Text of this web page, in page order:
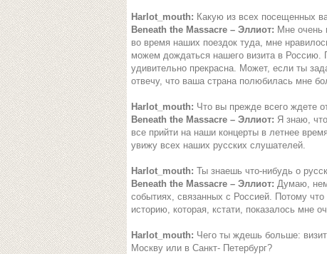
Harlot_mouth: Какую из всех посещенных
Beneath the Massacre – Эллиот: Мне очень
во время наших поездок туда, мне
можем дождаться нашего визита в Россию.
удивительно прекрасна. Может, если ты
отвечу, что ваша страна полюбилась мне
Harlot_mouth: Что вы прежде всего ждете
Beneath the Massacre – Эллиот: Я знаю,
все прийти на наши концерты в летнее
увижу всех наших русских слушателей.
Harlot_mouth: Ты знаешь что-нибудь о
Beneath the Massacre – Эллиот: Думаю,
событиях, связанных с Россией. Потому
историю, которая, кстати, показалось мне
Harlot_mouth: Чего ты ждешь больше:
Москву или в Санкт- Петербург?